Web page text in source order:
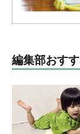
編集部おす